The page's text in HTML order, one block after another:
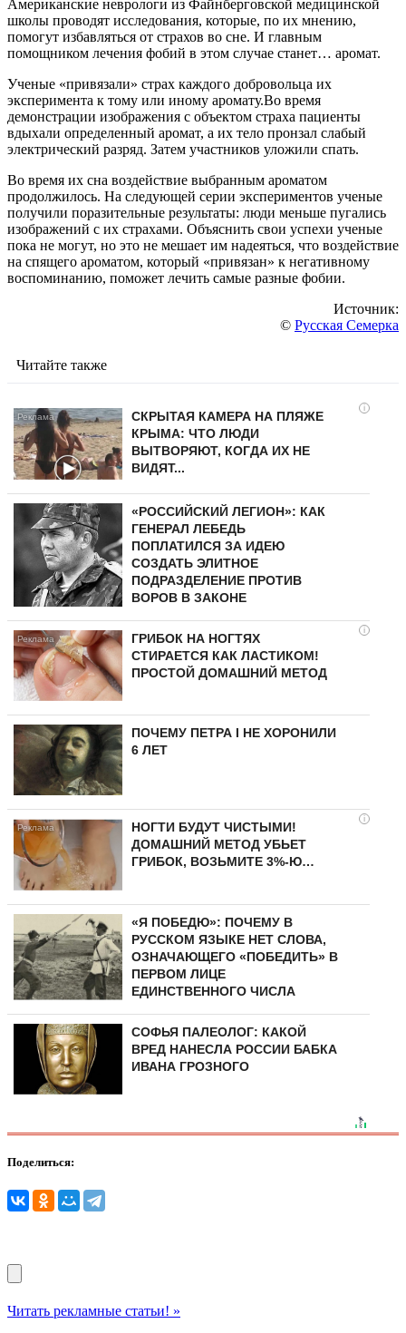
Американские неврологи из Файнберговской медицинской
школы проводят исследования, которые, по их мнению,
помогут избавляться от страхов во сне. И главным
помощником лечения фобий в этом случае станет… аромат.
Ученые «привязали» страх каждого добровольца их
эксперимента к тому или иному аромату.Во время
демонстрации изображения с объектом страха пациенты
вдыхали определенный аромат, а их тело пронзал слабый
электрический разряд. Затем участников уложили спать.
Во время их сна воздействие выбранным ароматом
продолжилось. На следующей серии экспериментов ученые
получили поразительные результаты: люди меньше пугались
изображений с их страхами. Объяснить свои успехи ученые
пока не могут, но это не мешает им надеяться, что воздействие
на спящего ароматом, который «привязан» к негативному
воспоминанию, поможет лечить самые разные фобии.
Источник:
© Русская Семерка
Читайте также
i
СКРЫТАЯ КАМЕРА НА ПЛЯЖЕ
КРЫМА: ЧТО ЛЮДИ
ВЫТВОРЯЮТ, КОГДА ИХ НЕ
ВИДЯТ...
«РОССИЙСКИЙ ЛЕГИОН»: КАК
ГЕНЕРАЛ ЛЕБЕДЬ
ПОПЛАТИЛСЯ ЗА ИДЕЮ
СОЗДАТЬ ЭЛИТНОЕ
ПОДРАЗДЕЛЕНИЕ ПРОТИВ
ВОРОВ В ЗАКОНЕ
i
ГРИБОК НА НОГТЯХ
СТИРАЕТСЯ КАК ЛАСТИКОМ!
ПРОСТОЙ ДОМАШНИЙ МЕТОД
ПОЧЕМУ ПЕТРА I НЕ ХОРОНИЛИ
6 ЛЕТ
i
НОГТИ БУДУТ ЧИСТЫМИ!
ДОМАШНИЙ МЕТОД УБЬЕТ
ГРИБОК, ВОЗЬМИТЕ 3%-Ю…
«Я ПОБЕДЮ»: ПОЧЕМУ В
РУССКОМ ЯЗЫКЕ НЕТ СЛОВА,
ОЗНАЧАЮЩЕГО «ПОБЕДИТЬ» В
ПЕРВОМ ЛИЦЕ
ЕДИНСТВЕННОГО ЧИСЛА
СОФЬЯ ПАЛЕОЛОГ: КАКОЙ
ВРЕД НАНЕСЛА РОССИИ БАБКА
ИВАНА ГРОЗНОГО
Поделиться:
Читать рекламные статьи! »